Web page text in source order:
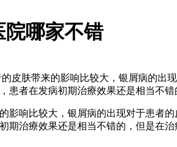
哪家不错
皮肤带来的影响比较大，银屑病的出
患者在发病初期治療效果还是相当不
响比较大，银屑病的出现对于患者
治療效果还是相当不错的，但是在